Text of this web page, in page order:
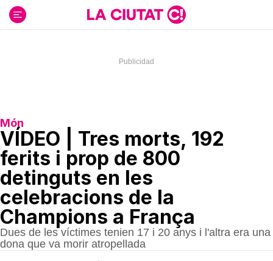
contenido
Món
VÍDEO | Tres morts, 192
ferits i prop de 800
detinguts en les
celebracions de la
Champions a França
Dues de les víctimes tenien 17 i 20 anys i l'altra era una
dona que va morir atropellada